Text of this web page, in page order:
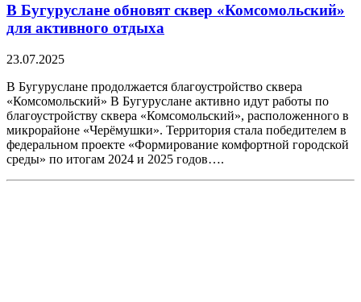
В Бугуруслане обновят сквер «Комсомольский»
для активного отдыха
23.07.2025
В Бугуруслане продолжается благоустройство сквера
«Комсомольский» В Бугуруслане активно идут работы по
благоустройству сквера «Комсомольский», расположенного в
микрорайоне «Черёмушки». Территория стала победителем в
федеральном проекте «Формирование комфортной городской
среды» по итогам 2024 и 2025 годов….